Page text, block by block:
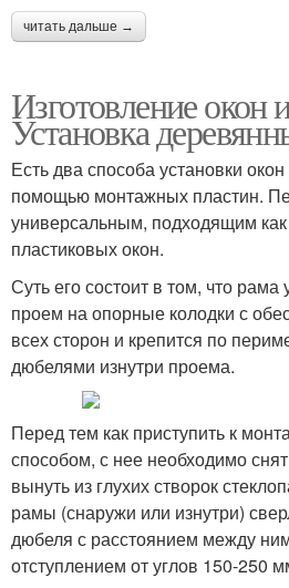
читать дальше →
Изготовление окон
Установка
Есть два способа установки
помощью монтажных пластин.
универсальным, подходящим
пластиковых окон.
Суть его состоит в том, что рама
проем на опорные колодки с
всех сторон и крепится по
дюбелями изнутри проема.
Перед тем как приступить к
способом, с нее необходимо
вынуть из глухих створок
рамы (снаружи или изнутри)
дюбеля с расстоянием между
отступлением от углов 150-250